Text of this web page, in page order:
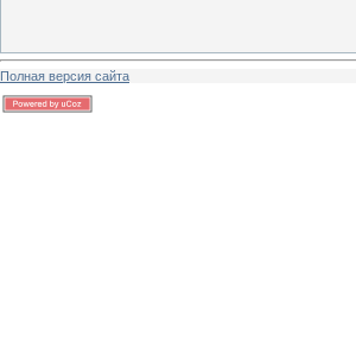
Полная версия сайта